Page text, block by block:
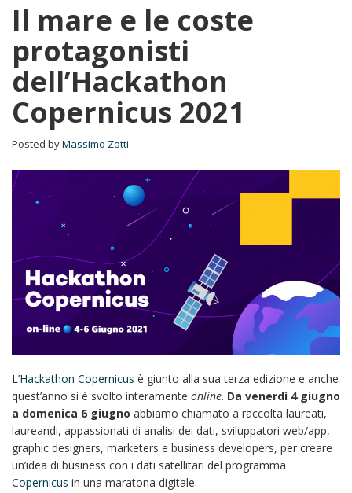
Il mare e le coste
protagonisti
dell’Hackathon
Copernicus 2021
Posted byMassimo Zotti
L’Hackathon Copernicus è giunto alla sua terza edizione e anche
quest’anno si è svolto interamente online. Da venerdì 4 giugno
a domenica 6 giugno abbiamo chiamato a raccolta laureati,
laureandi, appassionati di analisi dei dati, sviluppatori web/app,
graphic designers, marketers e business developers, per creare
un’idea di business con i dati satellitari del programma
Copernicus in una maratona digitale.